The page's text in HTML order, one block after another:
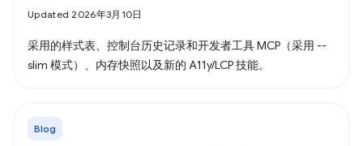
Updated 2026年3月10日
采用的样式表、控制台历史记录和开发者工具 MCP（采用 --
slim 模式）、内存快照以及新的 A11y/LCP 技能。
Blog